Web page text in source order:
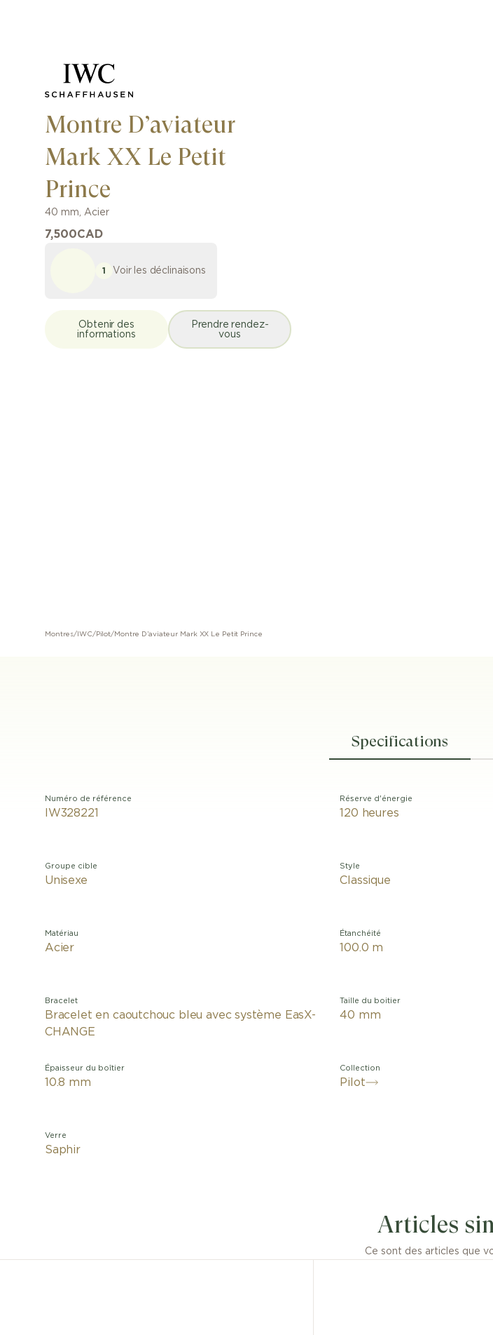
Montre D’aviateur
Mark XX Le Petit
Prince
40 mm, Acier
7,500CAD
1 Voir les déclinaisons
Obtenir des
informations
Prendre rendez-
vous
Montres/ IWC/Pilot/ Montre D’aviateur Mark XX Le Petit Prince
Specifications
Numéro de référence
IW328221
Groupe cible
Unisexe
Matériau
Acier
Bracelet
Bracelet en caoutchouc bleu avec système EasX-
CHANGE
Épaisseur du boîtier
10.8 mm
Verre
Saphir
Réserve d'énergie
120 heures
Style
Classique
Étanchéité
100.0 m
Taille du boitier
40 mm
Collection
Pilot
entre lisibilité technique
Articles
Ce sont des articles que